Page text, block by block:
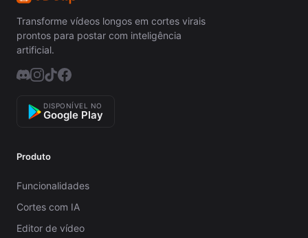
Transforme vídeos longos em cortes virais
prontos para postar com inteligência
artificial.
DISPONÍVEL NO
Google Play
Produto
Funcionalidades
Cortes com IA
Editor de vídeo